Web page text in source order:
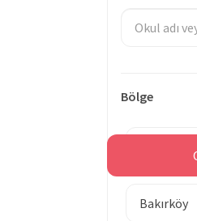
Bölge
Bakırköy